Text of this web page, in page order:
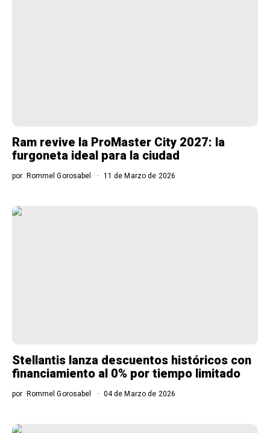
Ram revive la ProMaster City 2027: la
furgoneta ideal para la ciudad
por Rommel Gorosabel 11 de Marzo de 2026
Stellantis lanza descuentos históricos con
financiamiento al 0% por tiempo limitado
por Rommel Gorosabel 04 de Marzo de 2026